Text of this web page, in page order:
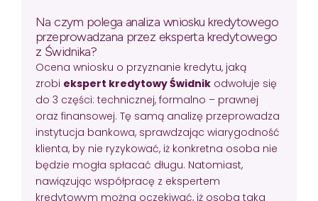
Na czym polega analiza wniosku kredytowego
przeprowadzana przez eksperta kredytowego
z Świdnika?
Ocena wniosku o przyznanie kredytu, jaką
zrobi ekspert kredytowy Świdnik odwołuje się
do 3 części: technicznej, formalno – prawnej
oraz finansowej. Tę samą analizę przeprowadza
instytucja bankowa, sprawdzając wiarygodność
klienta, by nie ryzykować, iż konkretna osoba nie
będzie mogła spłacać długu. Natomiast,
nawiązując współpracę z ekspertem
kredytowym można oczekiwać, iż osoba taka